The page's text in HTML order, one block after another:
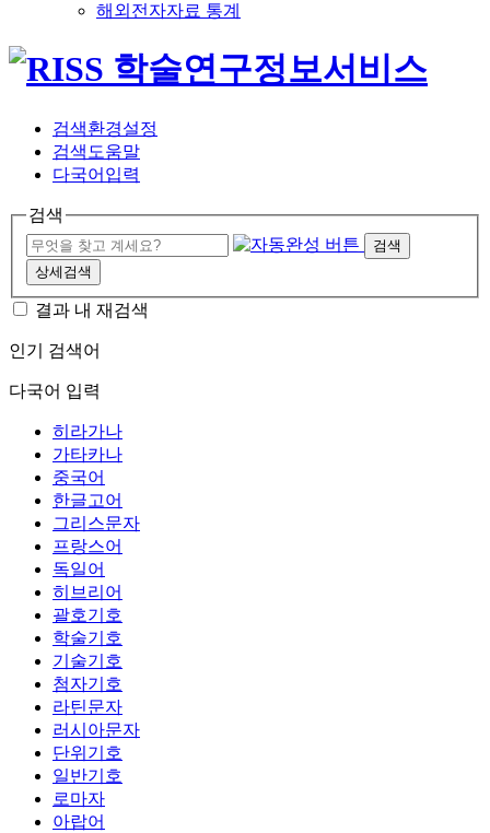
해외전자자료 통계
검색환경설정
검색도움말
다국어입력
검색
검색
상세검색
결과 내 재검색
인기 검색어
다국어 입력
히라가나
가타카나
중국어
한글고어
그리스문자
프랑스어
독일어
히브리어
괄호기호
학술기호
기술기호
첨자기호
라틴문자
러시아문자
단위기호
일반기호
로마자
아랍어